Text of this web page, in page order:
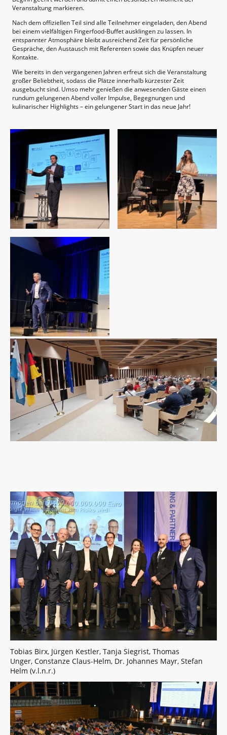
Veranstaltung markieren.
Nach dem offiziellen Teil sind alle Teilnehmer eingeladen, den Abend
bei einem vielfältigen Fingerfood-Buffet ausklingen zu lassen. In
entspannter Atmosphäre bleibt ausreichend Zeit für persönliche
Gespräche, den Austausch mit Referenten sowie das Knüpfen neuer
Kontakte.
Wie bereits in den vergangenen Jahren erfreut sich die Veranstaltung
großer Beliebtheit, sodass die Plätze innerhalb kürzester Zeit
ausgebucht sind. Umso mehr genießen die anwesenden Gäste einen
rundum gelungenen Abend voller Impulse, Begegnungen und
kulinarischer Highlights – ein gelungener Start in das neue Jahr!
Tobias Birx, Jürgen Kestler, Tanja Siegrist, Thomas
Unger, Constanze Claus-Helm, Dr. Johannes Mayr, Stefan
Helm (v.l.n.r.)